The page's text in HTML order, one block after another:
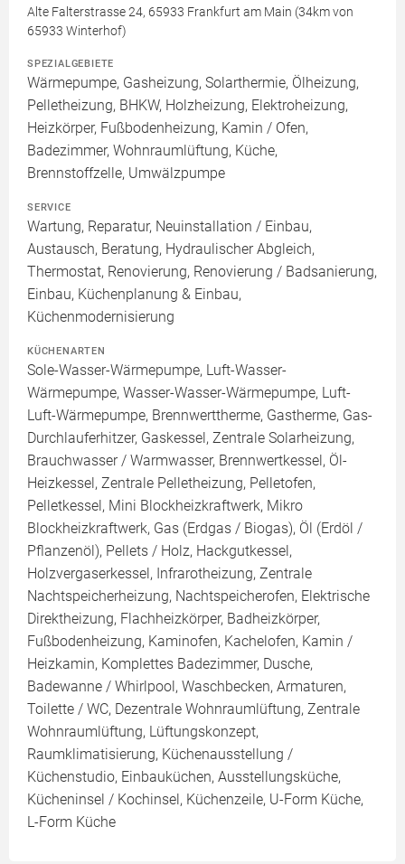
Alte Falterstrasse 24, 65933 Frankfurt am Main (34km von
65933 Winterhof)
SPEZIALGEBIETE
Wärmepumpe, Gasheizung, Solarthermie, Ölheizung,
Pelletheizung, BHKW, Holzheizung, Elektroheizung,
Heizkörper, Fußbodenheizung, Kamin / Ofen,
Badezimmer, Wohnraumlüftung, Küche,
Brennstoffzelle, Umwälzpumpe
SERVICE
Wartung, Reparatur, Neuinstallation / Einbau,
Austausch, Beratung, Hydraulischer Abgleich,
Thermostat, Renovierung, Renovierung / Badsanierung,
Einbau, Küchenplanung & Einbau,
Küchenmodernisierung
KÜCHENARTEN
Sole-Wasser-Wärmepumpe, Luft-Wasser-
Wärmepumpe, Wasser-Wasser-Wärmepumpe, Luft-
Luft-Wärmepumpe, Brennwerttherme, Gastherme, Gas-
Durchlauferhitzer, Gaskessel, Zentrale Solarheizung,
Brauchwasser / Warmwasser, Brennwertkessel, Öl-
Heizkessel, Zentrale Pelletheizung, Pelletofen,
Pelletkessel, Mini Blockheizkraftwerk, Mikro
Blockheizkraftwerk, Gas (Erdgas / Biogas), Öl (Erdöl /
Pflanzenöl), Pellets / Holz, Hackgutkessel,
Holzvergaserkessel, Infrarotheizung, Zentrale
Nachtspeicherheizung, Nachtspeicherofen, Elektrische
Direktheizung, Flachheizkörper, Badheizkörper,
Fußbodenheizung, Kaminofen, Kachelofen, Kamin /
Heizkamin, Komplettes Badezimmer, Dusche,
Badewanne / Whirlpool, Waschbecken, Armaturen,
Toilette / WC, Dezentrale Wohnraumlüftung, Zentrale
Wohnraumlüftung, Lüftungskonzept,
Raumklimatisierung, Küchenausstellung /
Küchenstudio, Einbauküchen, Ausstellungsküche,
Kücheninsel / Kochinsel, Küchenzeile, U-Form Küche,
L-Form Küche